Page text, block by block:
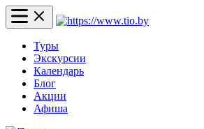
Туры
Экскурсии
Календарь
Блог
Акции
Афиша